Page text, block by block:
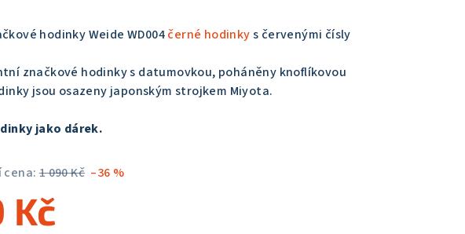
hodinky Weide WD004černé hodinkys červenými čísly
značkové hodinky s datumovkou, poháněny knoflíkovou
jsou osazeny japonským strojkem Miyota.
jako dárek.
1 090 Kč –36 %
Kč